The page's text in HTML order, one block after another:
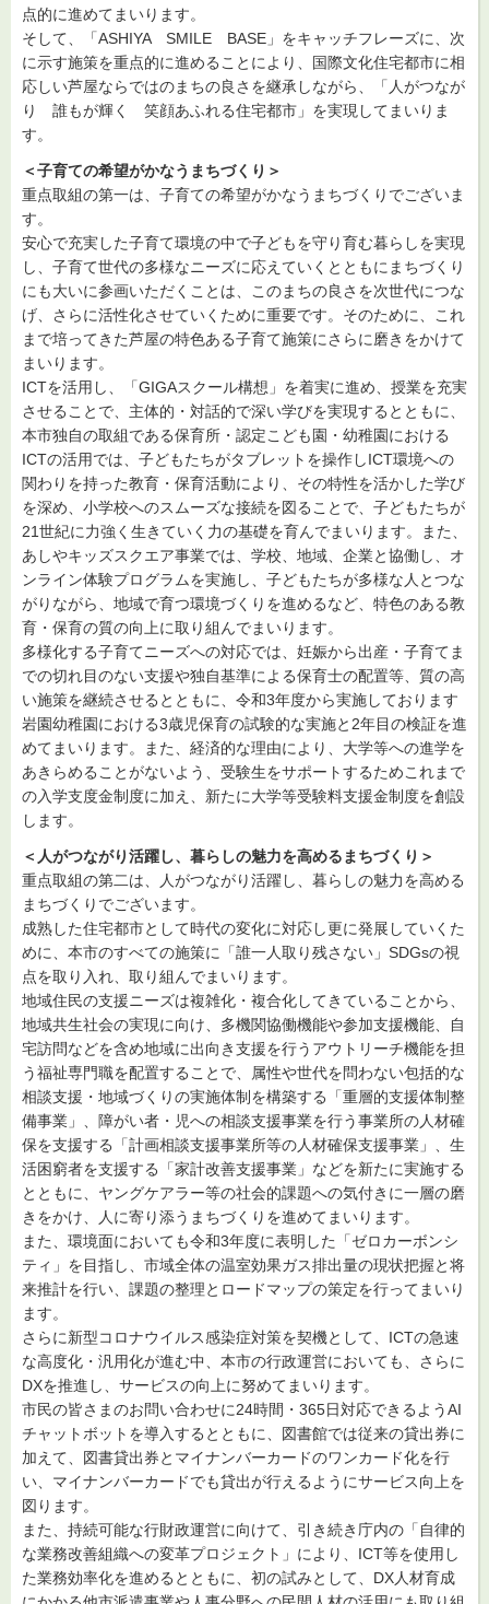
点的に進めてまいります。
そして、「ASHIYA SMILE BASE」をキャッチフレーズに、次
に示す施策を重点的に進めることにより、国際文化住宅都市に相
応しい芦屋ならではのまちの良さを継承しながら、「人がつなが
り 誰もが輝く 笑顔あふれる住宅都市」を実現してまいりま
す。
＜子育ての希望がかなうまちづくり＞
重点取組の第一は、子育ての希望がかなうまちづくりでございま
す。
安心で充実した子育て環境の中で子どもを守り育む暮らしを実現
し、子育て世代の多様なニーズに応えていくとともにまちづくり
にも大いに参画いただくことは、このまちの良さを次世代につな
げ、さらに活性化させていくために重要です。そのために、これ
まで培ってきた芦屋の特色ある子育て施策にさらに磨きをかけて
まいります。
ICTを活用し、「GIGAスクール構想」を着実に進め、授業を充実
させることで、主体的・対話的で深い学びを実現するとともに、
本市独自の取組である保育所・認定こども園・幼稚園における
ICTの活用では、子どもたちがタブレットを操作しICT環境への
関わりを持った教育・保育活動により、その特性を活かした学び
を深め、小学校へのスムーズな接続を図ることで、子どもたちが
21世紀に力強く生きていく力の基礎を育んでまいります。また、
あしやキッズスクエア事業では、学校、地域、企業と協働し、オ
ンライン体験プログラムを実施し、子どもたちが多様な人とつな
がりながら、地域で育つ環境づくりを進めるなど、特色のある教
育・保育の質の向上に取り組んでまいります。
多様化する子育てニーズへの対応では、妊娠から出産・子育てま
での切れ目のない支援や独自基準による保育士の配置等、質の高
い施策を継続させるとともに、令和3年度から実施しております
岩園幼稚園における3歳児保育の試験的な実施と2年目の検証を進
めてまいります。また、経済的な理由により、大学等への進学を
あきらめることがないよう、受験生をサポートするためこれまで
の入学支度金制度に加え、新たに大学等受験料支援金制度を創設
します。
＜人がつながり活躍し、暮らしの魅力を高めるまちづくり＞
重点取組の第二は、人がつながり活躍し、暮らしの魅力を高める
まちづくりでございます。
成熟した住宅都市として時代の変化に対応し更に発展していくた
めに、本市のすべての施策に「誰一人取り残さない」SDGsの視
点を取り入れ、取り組んでまいります。
地域住民の支援ニーズは複雑化・複合化してきていることから、
地域共生社会の実現に向け、多機関協働機能や参加支援機能、自
宅訪問などを含め地域に出向き支援を行うアウトリーチ機能を担
う福祉専門職を配置することで、属性や世代を問わない包括的な
相談支援・地域づくりの実施体制を構築する「重層的支援体制整
備事業」、障がい者・児への相談支援事業を行う事業所の人材確
保を支援する「計画相談支援事業所等の人材確保支援事業」、生
活困窮者を支援する「家計改善支援事業」などを新たに実施する
とともに、ヤングケアラー等の社会的課題への気付きに一層の磨
きをかけ、人に寄り添うまちづくりを進めてまいります。
また、環境面においても令和3年度に表明した「ゼロカーボンシ
ティ」を目指し、市域全体の温室効果ガス排出量の現状把握と将
来推計を行い、課題の整理とロードマップの策定を行ってまいり
ます。
さらに新型コロナウイルス感染症対策を契機として、ICTの急速
な高度化・汎用化が進む中、本市の行政運営においても、さらに
DXを推進し、サービスの向上に努めてまいります。
市民の皆さまのお問い合わせに24時間・365日対応できるようAI
チャットボットを導入するとともに、図書館では従来の貸出券に
加えて、図書貸出券とマイナンバーカードのワンカード化を行
い、マイナンバーカードでも貸出が行えるようにサービス向上を
図ります。
また、持続可能な行財政運営に向けて、引き続き庁内の「自律的
な業務改善組織への変革プロジェクト」により、ICT等を使用し
た業務効率化を進めるとともに、初の試みとして、DX人材育成